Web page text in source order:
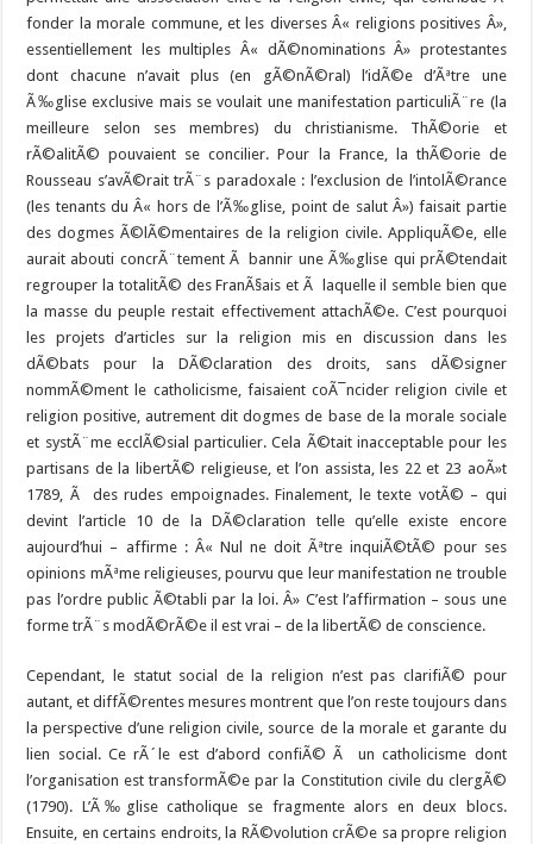
fonder la morale commune, et les diverses Â« religions positives Â»,
essentiellement les multiples Â« dÃ©nominations Â» protestantes
dont chacune n’avait plus (en gÃ©nÃ©ral) l’idÃ©e d’Ãªtre une
Ã‰glise exclusive mais se voulait une manifestation particuliÃ¨re (la
meilleure selon ses membres) du christianisme. ThÃ©orie et
rÃ©alitÃ© pouvaient se concilier. Pour la France, la thÃ©orie de
Rousseau s’avÃ©rait trÃ¨s paradoxale : l’exclusion de l’intolÃ©rance
(les tenants du Â« hors de l’Ã‰glise, point de salut Â») faisait partie
des dogmes Ã©lÃ©mentaires de la religion civile. AppliquÃ©e, elle
aurait abouti concrÃ¨tement Ã bannir une Ã‰glise qui prÃ©tendait
regrouper la totalitÃ© des FranÃ§ais et Ã laquelle il semble bien que
la masse du peuple restait effectivement attachÃ©e. C’est pourquoi
les projets d’articles sur la religion mis en discussion dans les
dÃ©bats pour la DÃ©claration des droits, sans dÃ©signer
nommÃ©ment le catholicisme, faisaient coÃ¯ncider religion civile et
religion positive, autrement dit dogmes de base de la morale sociale
et systÃ¨me ecclÃ©sial particulier. Cela Ã©tait inacceptable pour les
partisans de la libertÃ© religieuse, et l’on assista, les 22 et 23 aoÃ»t
1789, Ã des rudes empoignades. Finalement, le texte votÃ© – qui
devint l’article 10 de la DÃ©claration telle qu’elle existe encore
aujourd’hui – affirme : Â« Nul ne doit Ãªtre inquiÃ©tÃ© pour ses
opinions mÃªme religieuses, pourvu que leur manifestation ne trouble
pas l’ordre public Ã©tabli par la loi. Â» C’est l’affirmation – sous une
forme trÃ¨s modÃ©rÃ©e il est vrai – de la libertÃ© de conscience.
Cependant, le statut social de la religion n’est pas clarifiÃ© pour
autant, et diffÃ©rentes mesures montrent que l’on reste toujours dans
la perspective d’une religion civile, source de la morale et garante du
lien social. Ce rÃ´le est d’abord confiÃ© Ã un catholicisme dont
l’organisation est transformÃ©e par la Constitution civile du clergÃ©
(1790). L’Ã‰glise catholique se fragmente alors en deux blocs.
Ensuite, en certains endroits, la RÃ©volution crÃ©e sa propre religion